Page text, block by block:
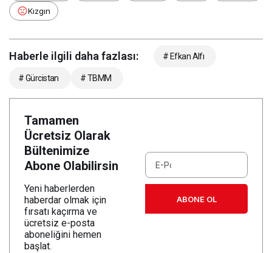
Kızgın
Haberle ilgili daha fazlası: # Efkan Alfı
# Gürcistan # TBMM
Tamamen
Ücretsiz Olarak
Bültenimize
Abone Olabilirsin
Yeni haberlerden
haberdar olmak için
fırsatı kaçırma ve
ücretsiz e-posta
aboneliğini hemen
başlat.
ABONE OL